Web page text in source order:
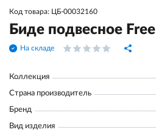
Код товара: ЦБ-00032160
Биде подвесное Free
На складе
Коллекция
Страна производитель
Бренд
Вид изделия